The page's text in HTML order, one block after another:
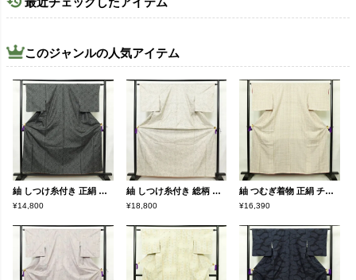
このジャンルの人気アイテム
紬 しつけ糸付き 正絹 麻の葉柄 袷仕立て 身丈159cm 裄丈62.5cm リサイクル着物 着物 黒
¥14,800
紬 しつけ糸付き 総柄 正絹 古典柄 袷仕立て 身丈166.5cm 裄丈63.5cm リサイクル着物 着物 白
¥18,800
紬 つむぎ着物 正絹 チェック・格子柄 袷仕立て 身丈157.5cm 裄丈66cm リサイクル着物 着物 モダン 白
¥16,390